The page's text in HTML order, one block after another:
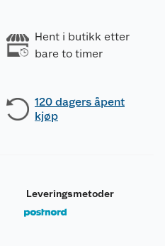
Hent i butikk etter
bare to timer
120 dagers åpent
kjøp
Leveringsmetoder